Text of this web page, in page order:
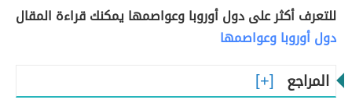
للتعرف أكثر على دول أوروبا وعواصمها يمكنك قراءة المقال
دول أوروبا وعواصمها
المراجع